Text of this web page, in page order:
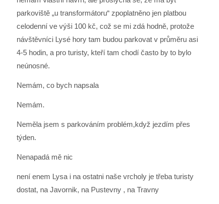
parkoviště „u transformátoru“ zpoplatněno jen platbou
celodenní ve výši 100 kč, což se mi zdá hodně, protože
návštěvníci Lysé hory tam budou parkovat v průměru asi
4-5 hodin, a pro turisty, kteří tam chodí často by to bylo
neúnosné.
Nemám, co bych napsala
Nemám.
Neměla jsem s parkováním problém,když jezdím přes
týden.
Nenapadá mě nic
není enem Lysa i na ostatni naše vrcholy je třeba turisty
dostat, na Javornik, na Pustevny , na Travny